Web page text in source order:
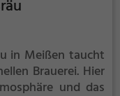
in Meißen taucht
Brauerei. Hier
und das